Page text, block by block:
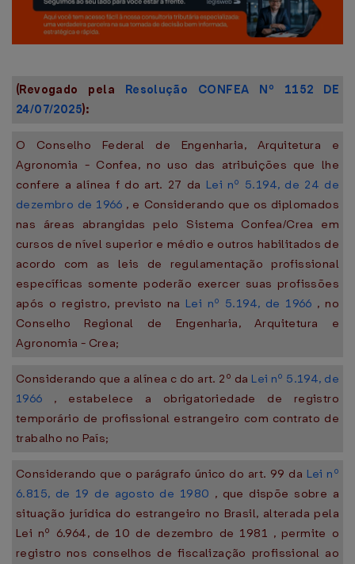
(Revogado pela Resolução CONFEA Nº 1152 DE
24/07/2025):
O Conselho Federal de Engenharia, Arquitetura e
Agronomia - Confea, no uso das atribuições que lhe
confere a alínea f do art. 27 da Lei nº 5.194, de 24 de
dezembro de 1966 , e Considerando que os diplomados
nas áreas abrangidas pelo Sistema Confea/Crea em
cursos de nível superior e médio e outros habilitados de
acordo com as leis de regulamentação profissional
específicas somente poderão exercer suas profissões
após o registro, previsto na Lei nº 5.194, de 1966 , no
Conselho Regional de Engenharia, Arquitetura e
Agronomia - Crea;
Considerando que a alínea c do art. 2º da Lei nº 5.194, de
1966 , estabelece a obrigatoriedade de registro
temporário de profissional estrangeiro com contrato de
trabalho no País;
Considerando que o parágrafo único do art. 99 da Lei nº
6.815, de 19 de agosto de 1980 , que dispõe sobre a
situação jurídica do estrangeiro no Brasil, alterada pela
Lei nº 6.964, de 10 de dezembro de 1981 , permite o
registro nos conselhos de fiscalização profissional ao